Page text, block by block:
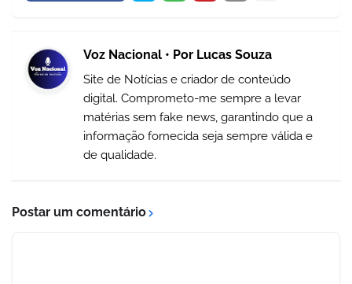
Voz Nacional • Por Lucas Souza
Site de Notícias e criador de conteúdo
digital. Comprometo-me sempre a levar
matérias sem fake news, garantindo que a
informação fornecida seja sempre válida e
de qualidade.
Postar um comentário